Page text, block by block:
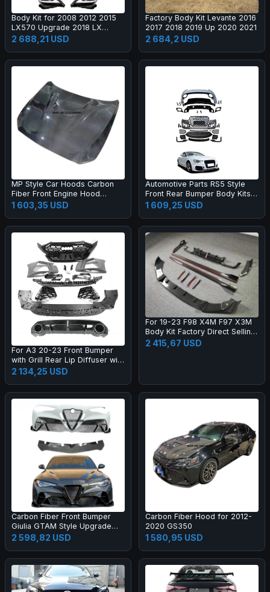
Body Kit for 2008 2012 2015
LX570 Upgrade 2018 LX
Super Sport Grille Bumper Led
Headlamp Fog Lamp Tail Light
2 688,21 USD
Factory Body Kit Levante 2016
2017 2018 2019 Up 2020 2021
2 684,2 USD
MP Style Car Hoods Carbon
Fiber Front Engine Hood
Bonnet for M2C F87 F22
1 603,35 USD
Automotive Parts RS5 Style
Front Rear Bumper Body Kits
for A5 S5 B8.5 2013-2016
Upgrade 2017-2019 Body Kit
1 609,25 USD
For A3 20-23 Front Bumper
with Grill Rear Lip Diffuser with
Muffler Tip Full RS3 Style
Body Kit
2 134,25 USD
For 19-23 F98 X4M F97 X3M
Body Kit Factory Direct Selling
Carbon Fiber AE Style Front
Bumper Edge Rear Diffuser
2 415,67 USD
Carbon Fiber Front Bumper
Giulia GTAM Style Upgrade
Black Color One Year Warranty
2 598,82 USD
Carbon Fiber Hood for 2012-
2020 GS350
1 580,95 USD